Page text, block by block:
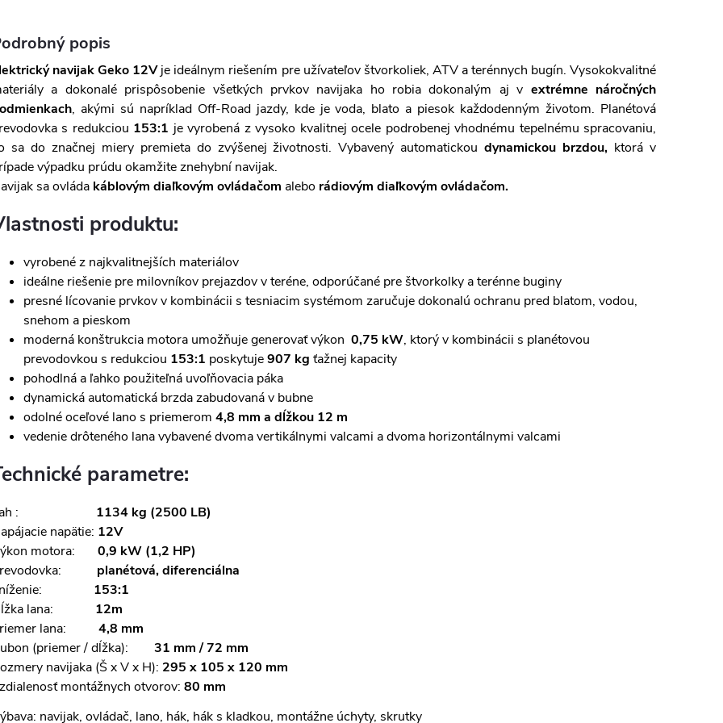
popis
navijak Geko 12Vje ideálnym riešením pre užívateľov štvorkoliek, ATV a terénnych bugín. Vysokokvalitné
a dokonalé prispôsobenie všetkých prvkov navijaka ho robia dokonalým aj v extrémne náročných
, akými sú napríklad Off-Road jazdy, kde je voda, blato a piesok každodenným životom. Planétová
s redukciou 153:1 je vyrobená z vysoko kvalitnej ocele podrobenej vhodnému tepelnému spracovaniu,
sa do značnej miery premieta do zvýšenej životnosti. Vybavený automatickoudynamickou brzdou, ktorá v
výpadku prúdu okamžite znehybní navijak.
sa ovláda káblovým diaľkovým ovládačom alebo rádiovým diaľkovým ovládačom.
produktu:
vyrobené z najkvalitnejších materiálov
ideálne riešenie pre milovníkov prejazdov v teréne, odporúčané pre štvorkolky a terénne buginy
presné lícovanie prvkov v kombinácii s tesniacim systémom zaručuje dokonalú ochranu pred blatom, vodou,
snehom a pieskom
moderná konštrukcia motora umožňuje generovať výkon 0,75 kW, ktorý v kombinácii s planétovou
prevodovkou s redukciou 153:1 poskytuje907 kg ťažnej kapacity
pohodlná a ľahko použiteľná uvoľňovacia páka
dynamická automatická brzda zabudovaná v bubne
odolné oceľové lano s priemerom 4,8 mm a dĺžkou 12 m
vedenie drôteného lana vybavené dvoma vertikálnymi valcami a dvoma horizontálnymi valcami
parametre:
: 1134 kg (2500 LB)
napätie: 12V
motora: 0,9 kW (1,2 HP)
planétová, diferenciálna
153:1
lana: 12m
lana: 4,8 mm
(priemer / dĺžka): 31 mm / 72 mm
navijaka (Š x V x H): 295 x 105 x 120 mm
montážnych otvorov: 80 mm
navijak, ovládač, lano, hák, hák s kladkou, montážne úchyty, skrutky